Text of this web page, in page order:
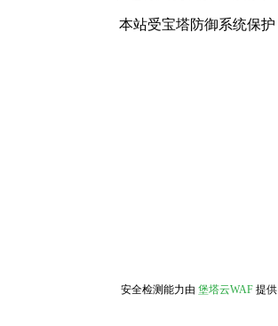
本站受宝塔防御系统保护
安全检测能力由 堡塔云WAF 提供